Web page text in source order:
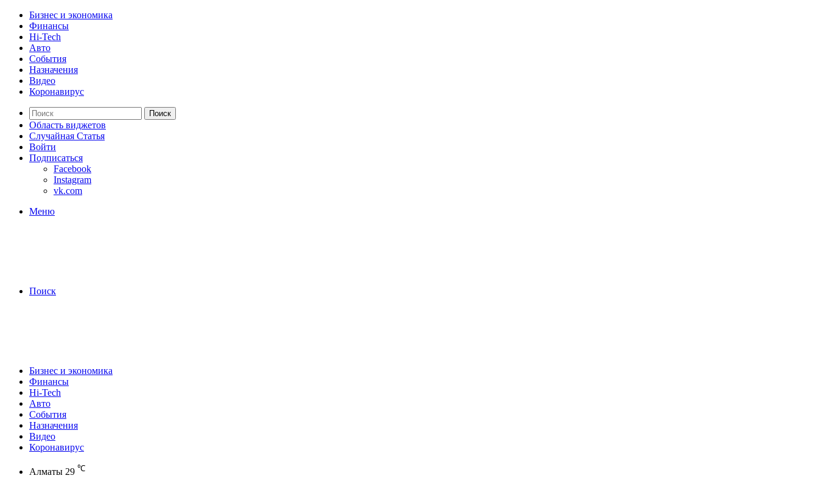
Бизнес и экономика
Финансы
Hi-Tech
Авто
События
Назначения
Видео
Коронавирус
Поиск
Область виджетов
Случайная Статья
Войти
Подписаться
Facebook
Instagram
vk.com
Меню
Поиск
Бизнес и экономика
Финансы
Hi-Tech
Авто
События
Назначения
Видео
Коронавирус
Алматы 29 ℃